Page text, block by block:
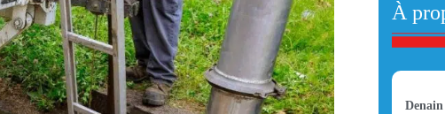
À
Denain